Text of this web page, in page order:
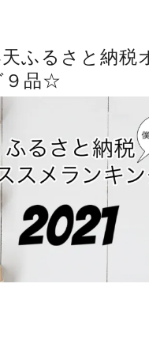
天ふるさと納税
９品☆